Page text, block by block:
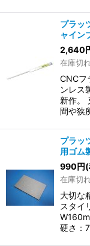
プラッ
ャイン
2,640
在庫切
CNCフ
ンレス
新作。
間や狭
プラッ
用ゴム
990円
在庫切
大切な
スタイ
硬さ：